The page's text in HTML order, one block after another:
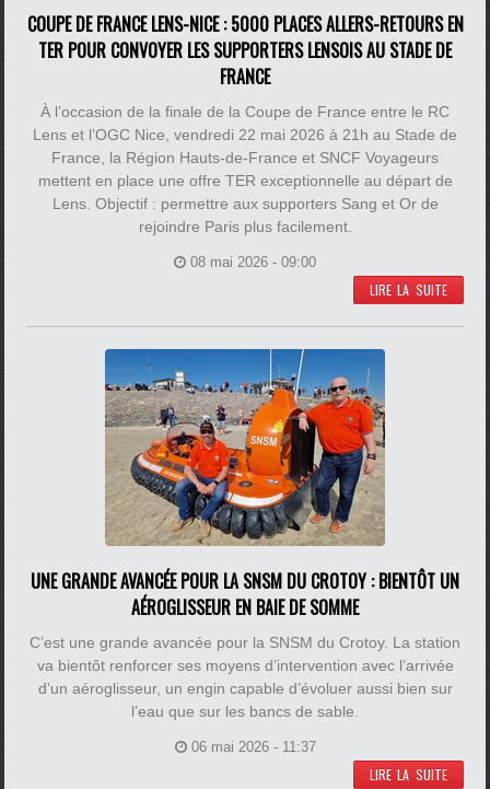
COUPE DE FRANCE LENS-NICE : 5000 PLACES ALLERS-RETOURS EN
TER POUR CONVOYER LES SUPPORTERS LENSOIS AU STADE DE
FRANCE
À l’occasion de la finale de la Coupe de France entre le RC
Lens et l’OGC Nice, vendredi 22 mai 2026 à 21h au Stade de
France, la Région Hauts-de-France et SNCF Voyageurs
mettent en place une offre TER exceptionnelle au départ de
Lens. Objectif : permettre aux supporters Sang et Or de
rejoindre Paris plus facilement.
08 mai 2026 - 09:00
LIRE LA SUITE
UNE GRANDE AVANCÉE POUR LA SNSM DU CROTOY : BIENTÔT UN
AÉROGLISSEUR EN BAIE DE SOMME
C’est une grande avancée pour la SNSM du Crotoy. La station
va bientôt renforcer ses moyens d’intervention avec l’arrivée
d’un aéroglisseur, un engin capable d’évoluer aussi bien sur
l’eau que sur les bancs de sable.
06 mai 2026 - 11:37
LIRE LA SUITE